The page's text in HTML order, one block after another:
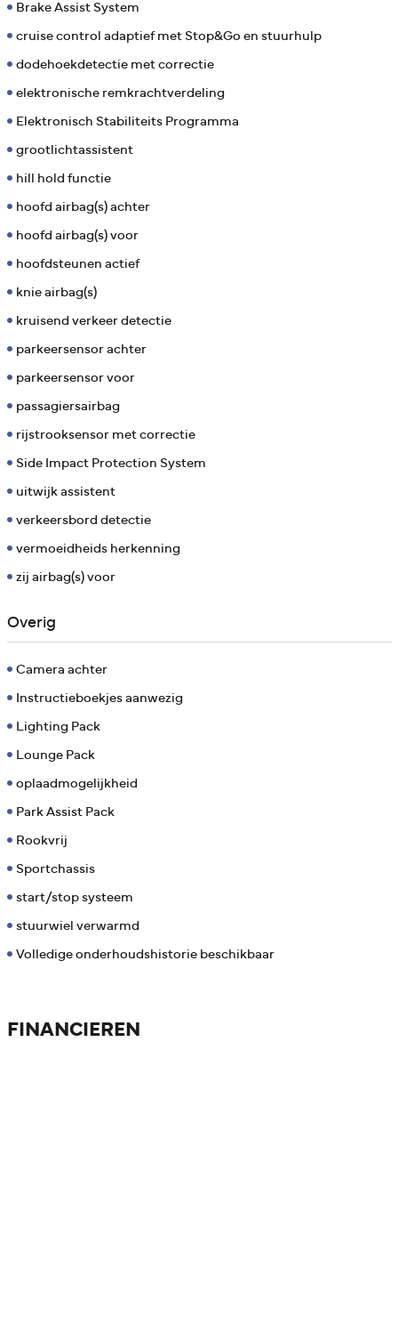
Brake Assist System
cruise control adaptief met Stop&Go en stuurhulp
dodehoekdetectie met correctie
elektronische remkrachtverdeling
Elektronisch Stabiliteits Programma
grootlichtassistent
hill hold functie
hoofd airbag(s) achter
hoofd airbag(s) voor
hoofdsteunen actief
knie airbag(s)
kruisend verkeer detectie
parkeersensor achter
parkeersensor voor
passagiersairbag
rijstrooksensor met correctie
Side Impact Protection System
uitwijk assistent
verkeersbord detectie
vermoeidheids herkenning
zij airbag(s) voor
Overig
Camera achter
Instructieboekjes aanwezig
Lighting Pack
Lounge Pack
oplaadmogelijkheid
Park Assist Pack
Rookvrij
Sportchassis
start/stop systeem
stuurwiel verwarmd
Volledige onderhoudshistorie beschikbaar
FINANCIEREN